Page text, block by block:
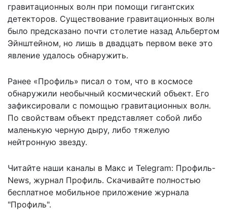
гравитационных волн при помощи гигантских
детекторов. Существование гравитационных волн
было предсказано почти столетие назад Альбертом
Эйнштейном, но лишь в двадцать первом веке это
явление удалось обнаружить.
Ранее «Профиль» писал о том, что в космосе
обнаружили необычный космический объект. Его
зафиксировали с помощью гравитационных волн.
По свойствам объект представляет собой либо
маленькую черную дыру, либо тяжелую
нейтронную звезду.
Читайте наши каналы в Макс и Telegram: Профиль-
News, журнал Профиль. Скачивайте полностью
бесплатное мобильное приложение журнала
"Профиль".